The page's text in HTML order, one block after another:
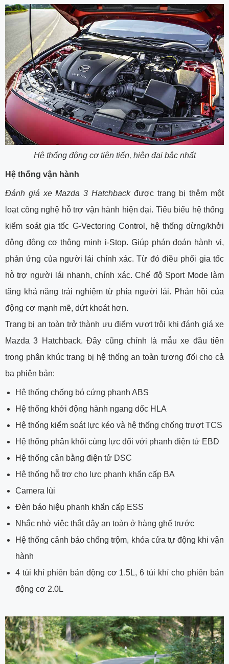
Hệ thống động cơ tiên tiến, hiện đại bậc nhất
Hệ thống vận hành
Đánh giá xe Mazda 3 Hatchbackđược trang bị thêm một
loạt công nghệ hỗ trợ vận hành hiện đại. Tiêu biểu hệ thống
kiểm soát gia tốc G-Vectoring Control, hệ thống dừng/khởi
động động cơ thông minh i-Stop. Giúp phán đoán hành vi,
phản ứng của người lái chính xác. Từ đó điều phối gia tốc
hỗ trợ người lái nhanh, chính xác. Chế độ Sport Mode làm
tăng khả năng trải nghiệm từ phía người lái. Phản hồi của
động cơ mạnh mẽ, dứt khoát hơn.
Trang bị an toàn trở thành ưu điểm vượt trội khi đánh giá xe
Mazda 3 Hatchback. Đây cũng chính là mẫu xe đầu tiên
trong phân khúc trang bị hệ thống an toàn tương đối cho cả
ba phiên bản:
Hệ thống chống bó cứng phanh ABS
Hệ thống khởi động hành ngang dốc HLA
Hệ thống kiểm soát lực kéo và hệ thống chống trượt TCS
Hệ thống phân khối cùng lực đối với phanh điện tử EBD
Hệ thống cân bằng điện tử DSC
Hệ thống hỗ trợ cho lực phanh khẩn cấp BA
Camera lùi
Đèn báo hiệu phanh khẩn cấp ESS
Nhắc nhở việc thắt dây an toàn ở hàng ghế trước
Hệ thống cảnh báo chống trộm, khóa cửa tự động khi vận
hành
4 túi khí phiên bản động cơ 1.5L, 6 túi khí cho phiên bản
động cơ 2.0L